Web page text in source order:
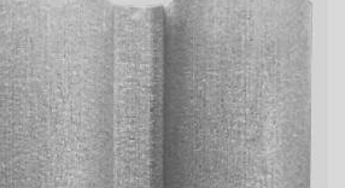
valor
preço